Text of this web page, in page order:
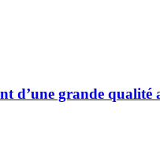
d’une grande qualité